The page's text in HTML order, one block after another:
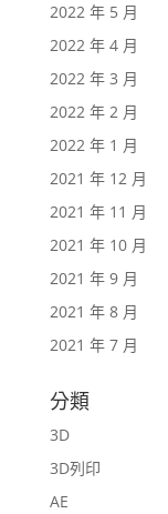
2022 年 5 月
2022 年 4 月
2022 年 3 月
2022 年 2 月
2022 年 1 月
2021 年 12 月
2021 年 11 月
2021 年 10 月
2021 年 9 月
2021 年 8 月
2021 年 7 月
分類
3D
3D列印
AE